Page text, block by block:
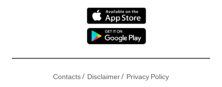
Contacts / Disclaimer / Privacy Policy